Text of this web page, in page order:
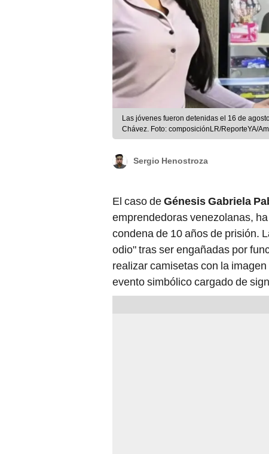
Las jóvenes fueron detenidas el 16 de
Chávez. Foto: composiciónLR/ReporteYA/
El caso de Génesis Gabriela
emprendedoras venezolanas,
condena de 10 años de prisión.
odio" tras ser engañadas por
realizar camisetas con la
evento simbólico cargado de